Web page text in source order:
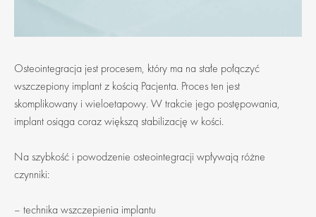
Osteointegracja jest procesem, który ma na stałe połączyć
wszczepiony implant z kością Pacjenta. Proces ten jest
skomplikowany i wieloetapowy. W trakcie jego postępowania,
implant osiąga coraz większą stabilizację w kości.
Na szybkość i powodzenie osteointegracji wpływają różne
czynniki:
– technika wszczepienia implantu